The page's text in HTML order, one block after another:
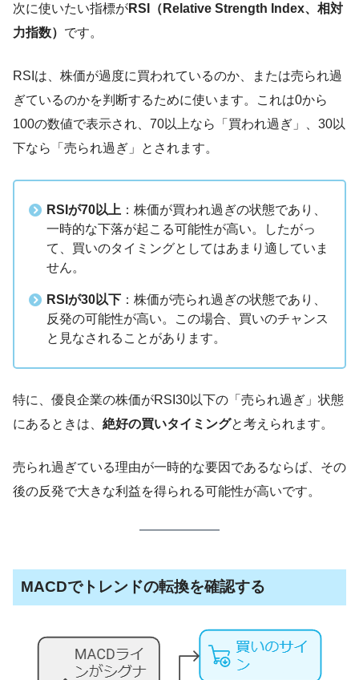
次に使いたい指標がRSI（Relative Strength Index、相対
力指数） です。
RSIは、株価が過度に買われているのか、または売られ過
ぎているのかを判断するために使います。これは0から
100の数値で表示され、70以上なら「買われ過ぎ」、30以
下なら「売られ過ぎ」とされます。
RSIが70以上 ：株価が買われ過ぎの状態であり、
一時的な下落が起こる可能性が高い。したがっ
て、買いのタイミングとしてはあまり適していま
せん。
RSIが30以下 ：株価が売られ過ぎの状態であり、
反発の可能性が高い。この場合、買いのチャンス
と見なされることがあります。
特に、優良企業の株価がRSI30以下の「売られ過ぎ」状態
にあるときは、 絶好の買いタイミングと考えられます。
売られ過ぎている理由が一時的な要因であるならば、その
後の反発で大きな利益を得られる可能性が高いです。
MACDでトレンドの転換を確認する